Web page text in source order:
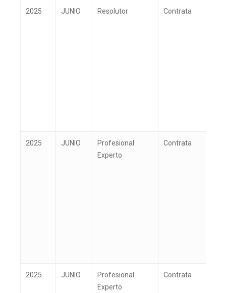
2025 JUNIO Resolutor Contrata
2025 JUNIO
Profesional
Experto
Contrata
2025 JUNIO
Profesional
Experto
Contrata